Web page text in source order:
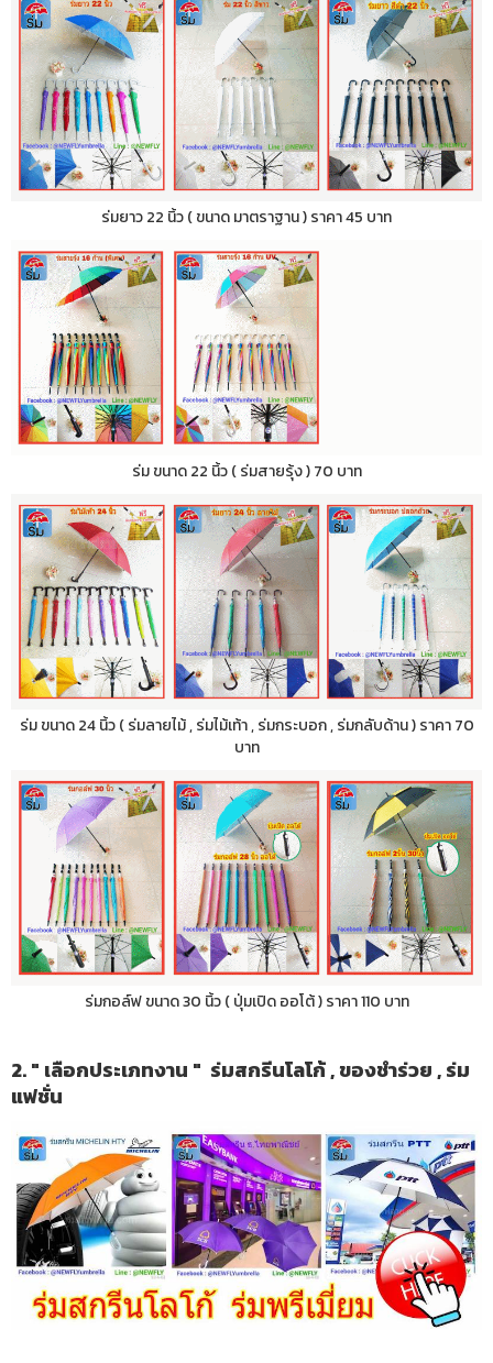
ร่มยาว 22 นิ้ว ( ขนาด มาตราฐาน ) ราคา 45 บาท
ร่ม ขนาด 22 นิ้ว ( ร่มสายรุ้ง ) 70 บาท
ร่ม ขนาด 24 นิ้ว ( ร่มลายไม้ , ร่มไม้เท้า , ร่มกระบอก , ร่มกลับด้าน ) ราคา 70
บาท
ร่มกอล์ฟ ขนาด 30 นิ้ว ( ปุ่มเปิด ออโต้ ) ราคา 110 บาท
2. " เลือกประเภทงาน " ร่มสกรีนโลโก้ , ของชำร่วย , ร่ม
แฟชั่น